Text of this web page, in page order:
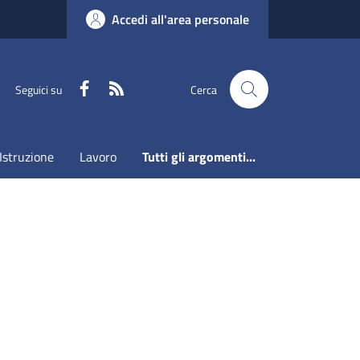
Accedi all'area personale
Seguici su Faceboook Cerca
Istruzione Lavoro Tutti gli argomenti...